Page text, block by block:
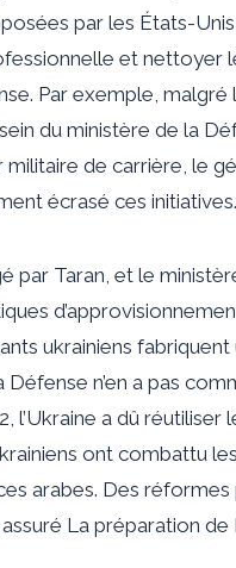
par les États-
et nettoyer
Par exemple, malgré
du ministère de la
de carrière, le
écrasé ces initiatives.
par Taran, et le
ukrainiens
n’en a pas
l’Ukraine a dû réutiliser
ont combattu
arabes. Des
La préparation de